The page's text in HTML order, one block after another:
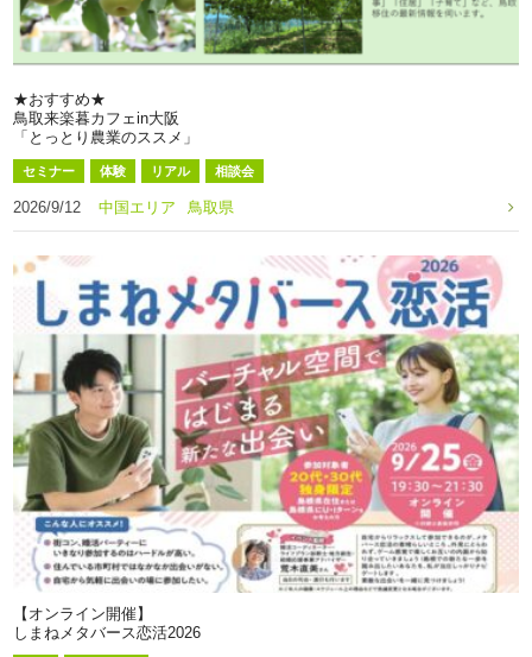
★おすすめ★
鳥取来楽暮カフェin大阪
「とっとり農業のススメ」
セミナー 体験 リアル 相談会
2026/9/12 中国エリア 鳥取県
【オンライン開催】
しまねメタバース恋活2026